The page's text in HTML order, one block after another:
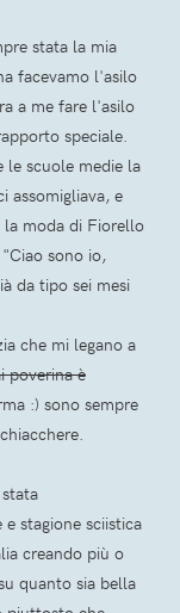
stata la mia
facevamo l'asilo
a me fare l'asilo
speciale.
scuole medie la
assomigliava, e
la moda di Fiorello
sono io,
da tipo sei mesi
che mi legano a
poverina è
:) sono sempre
stagione sciistica
creando più o
quanto sia bella